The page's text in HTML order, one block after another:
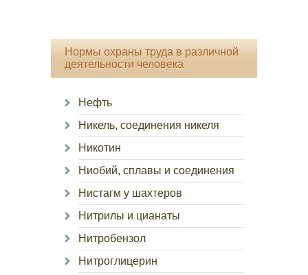
Нормы охраны труда в различной
деятельности человека
Нефть
Никель, соединения никеля
Никотин
Ниобий, сплавы и соединения
Нистагм у шахтеров
Нитрилы и цианаты
Нитробензол
Нитроглицерин